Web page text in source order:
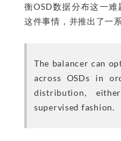
衡OSD数据分布这一
这件事情，并推出了一
The balancer can
across OSDs in
distribution,
supervised fashion.